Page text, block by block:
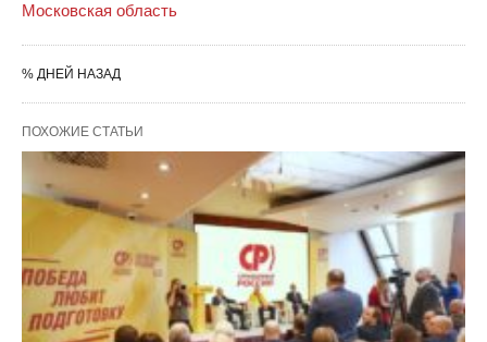
Московская область
% ДНЕЙ НАЗАД
ПОХОЖИЕ СТАТЬИ